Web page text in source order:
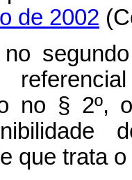
de 2002
no § 2º,
que trata